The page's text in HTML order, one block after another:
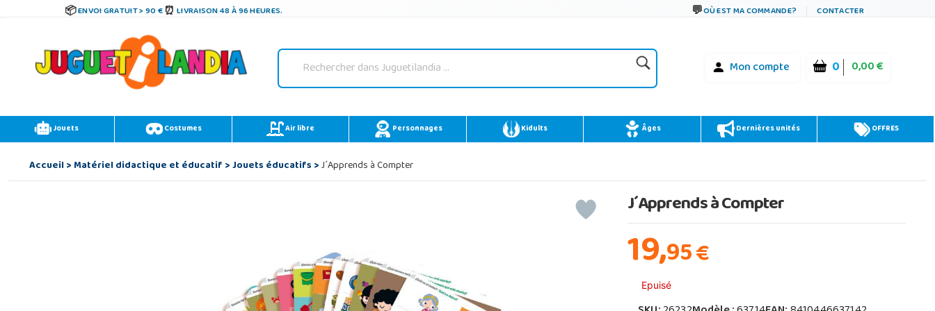
ENVOI GRATUIT > 90 € LIVRAISON 48 À 96 HEURES. OÙ EST MA COMMANDE? CONTACTER
Mon compte 0 0,00 €
Jouets Costumes Air libre Personnages Kidults Âges Dernières unités OFFRES
Accueil>Matériel didactique et éducatif>Jouets éducatifs>J´Apprends à Compter
J´Apprends à Compter
19,95€
Epuisé